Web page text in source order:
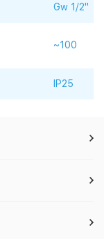
Gw 1/2"
~100
IP25